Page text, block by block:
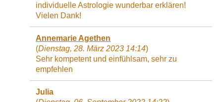
individuelle Astrologie wunderbar erklären!
Vielen Dank!
Annemarie Agethen
(Dienstag, 28. März 2023 14:14)
Sehr kompetent und einfühlsam, sehr zu
empfehlen
Julia